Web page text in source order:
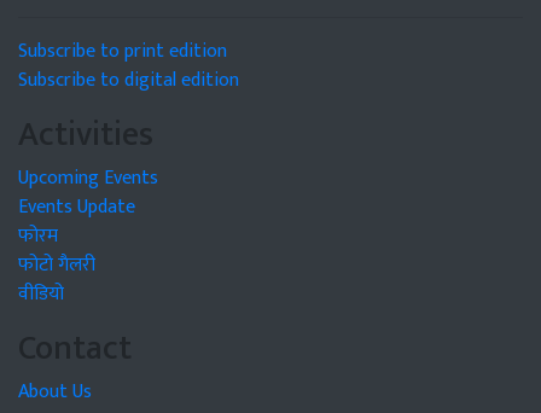
Subscribe to print edition
Subscribe to digital edition
Activities
Upcoming Events
Events Update
फोरम
फोटो गैलरी
वीडियो
Contact
About Us